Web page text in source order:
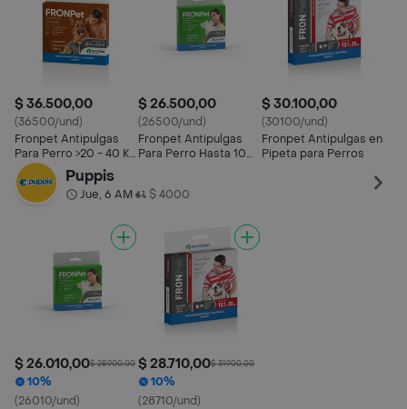
$ 36.500,00
(36500/und)
Fronpet Antipulgas
Para Perro >20 - 40 Kg
1 Pipeta
$ 26.500,00
(26500/und)
Fronpet Antipulgas
Para Perro Hasta 10
$ 30.100,00
(30100/und)
Fronpet Antipulgas en
Pipeta para Perros
Puppis
Jue, 6 AM• $ 4000
$ 26.010,00$ 28.900,00
10%
(26010/und)
$ 28.710,00$ 31.900,00
10%
(28710/und)